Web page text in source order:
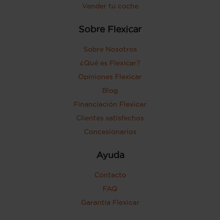
Vender tu coche
Sobre Flexicar
Sobre Nosotros
¿Qué es Flexicar?
Opiniones Flexicar
Blog
Financiación Flexicar
Clientes satisfechos
Concesionarios
Ayuda
Contacto
FAQ
Garantía Flexicar